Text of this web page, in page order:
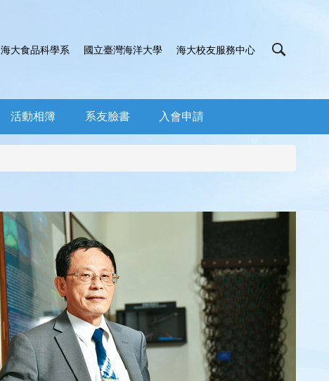
海大食品科學系 國立臺灣海洋大學 海大校友服務中心
活動相簿 系友臉書 入會申請